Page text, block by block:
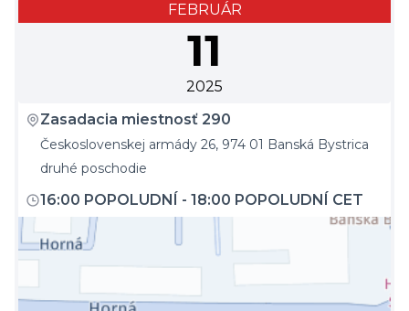
FEBRUÁR
11
2025
Zasadacia miestnosť 290
Československej armády 26, 974 01 Banská Bystrica
druhé poschodie
16:00 POPOLUDNÍ - 18:00 POPOLUDNÍ CET